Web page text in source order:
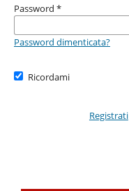
Password *
Password dimenticata?
Ricordami
Registrati